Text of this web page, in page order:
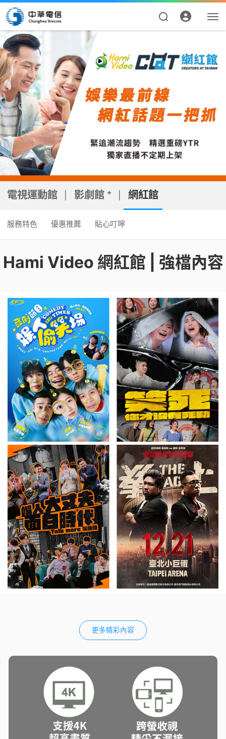
資費合約
帳單繳費
申請查詢
電視運動館 影劇館 ⁺ 網紅館
電視運動館 影劇館 ⁺ | 網紅館
服務特色 優惠推薦 貼心叮嚀
服務特色 優惠推薦
Hami Video 網紅館 | 強檔內容
更多精彩內容